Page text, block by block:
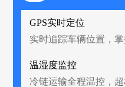
GPS实时定位
实时追踪车辆位置，
温湿度监控
冷链运输全程温控，